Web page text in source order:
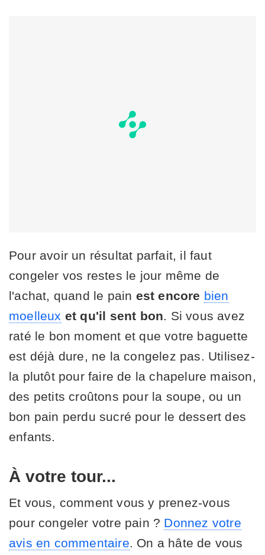
Pour avoir un résultat parfait, il faut
congeler vos restes le jour même de
l'achat, quand le pain est encore bien
moelleux et qu'il sent bon. Si vous avez
raté le bon moment et que votre baguette
est déjà dure, ne la congelez pas. Utilisez-
la plutôt pour faire de la chapelure maison,
des petits croûtons pour la soupe, ou un
bon pain perdu sucré pour le dessert des
enfants.
À votre tour...
Et vous, comment vous y prenez-vous
pour congeler votre pain ? Donnez votre
avis en commentaire. On a hâte de vous